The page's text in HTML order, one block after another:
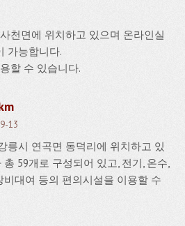
천면에 위치하고 있으며 온라인실
가능합니다.
할 수 있습니다.
13
릉시 연곡면 동덕리에 위치하고 있
59개로 구성되어 있고, 전기, 온수,
비대여 등의 편의시설을 이용할 수